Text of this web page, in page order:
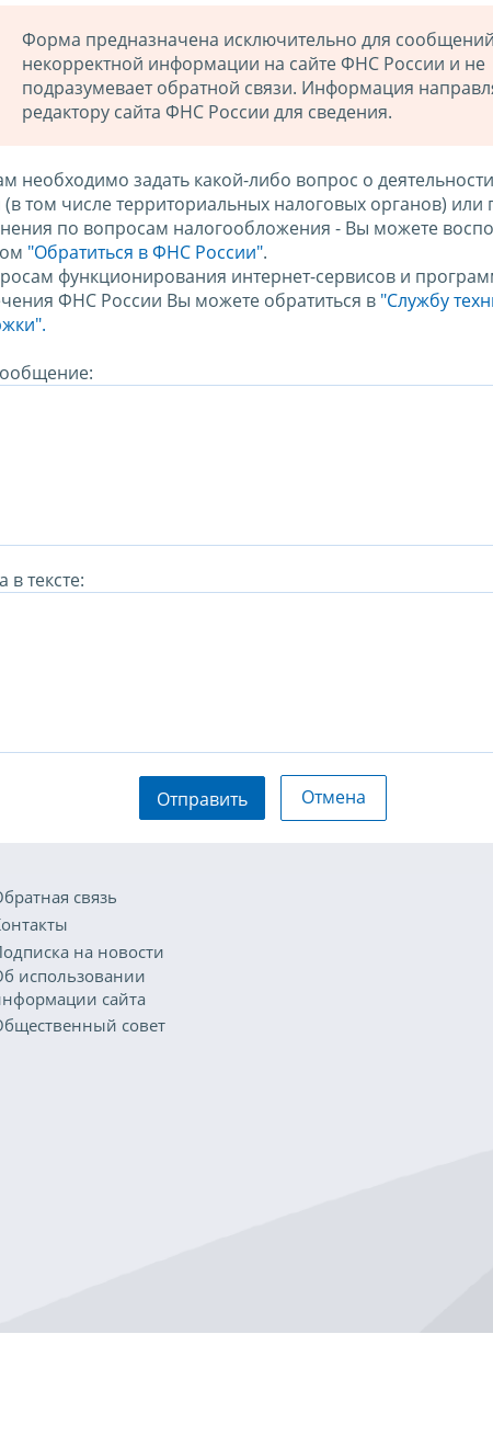
Форма предназначена исключительно для
некорректной информации на сайте ФНС России и не
подразумевает обратной связи. Информация
редактору сайта ФНС России для сведения.
необходимо задать какой-либо вопрос о
(в том числе территориальных налоговых органов) или
по вопросам налогообложения - Вы можете
"Обратиться в ФНС России".
функционирования интернет-сервисов и
ФНС России Вы можете обратиться в "Службу
тексте:
Отправить Отмена
связь
на новости
использовании
сайта
совет